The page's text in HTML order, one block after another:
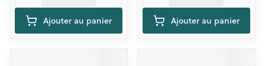
Ajouter au panier Ajouter au panier